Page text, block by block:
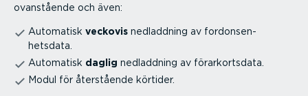
ovanstående och även:
Automatisk veckovis nedladdning av fordon­sen­
hetsdata.
Automatisk daglig nedladdning av förar­kortsdata.
Modul för återstående körtider.